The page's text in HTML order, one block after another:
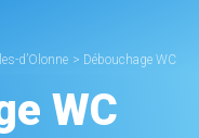
d’Olonne > Débouchage WC
WC